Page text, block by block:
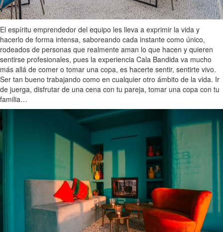
El espíritu emprendedor del equipo les lleva a exprimir la vida y
hacerlo de forma intensa, saboreando cada instante como único,
rodeados de personas que realmente aman lo que hacen y quieren
sentirse profesionales, pues la experiencia Cala Bandida va mucho
más allá de comer o tomar una copa, es hacerte sentir, sentirte vivo.
Ser tan bueno trabajando como en cualquier otro ámbito de la vida. Ir
de juerga, disfrutar de una cena con tu pareja, tomar una copa con tu
familia…